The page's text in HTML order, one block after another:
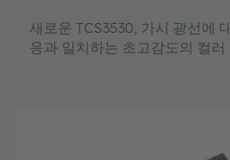
새로운 TCS3530, 가시 광선에
응과 일치하는 초고감도의 컬러